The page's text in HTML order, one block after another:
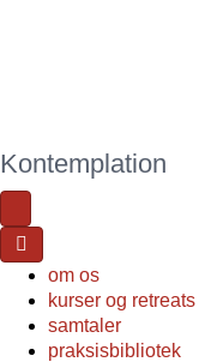
Kontemplation
om os
kurser og retreats
samtaler
praksisbibliotek